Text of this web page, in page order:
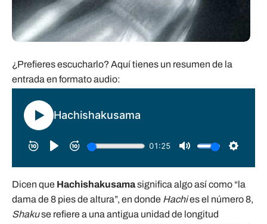
¿Prefieres escucharlo? Aquí tienes un resumen de la
entrada en formato audio:
Dicen que Hachishakusamasignifica algo así como “la
dama de 8 pies de altura”, en donde Hachies el número 8,
Shakuse refiere a una antigua unidad de longitud